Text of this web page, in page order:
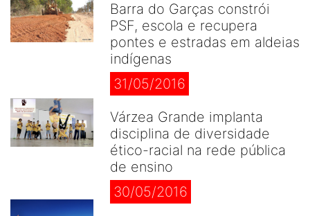
Barra do Garças constrói
PSF, escola e recupera
pontes e estradas em aldeias
indígenas
31/05/2016
Várzea Grande implanta
disciplina de diversidade
ético-racial na rede pública
de ensino
30/05/2016